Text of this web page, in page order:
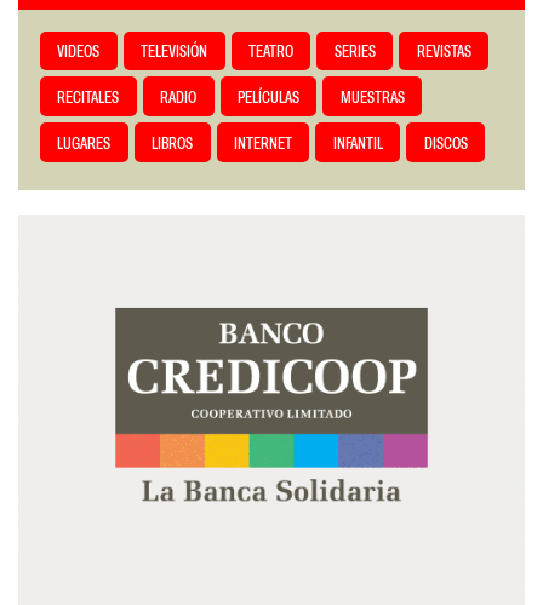
VIDEOS TELEVISIÓN TEATRO SERIES REVISTAS
RECITALES RADIO PELÍCULAS MUESTRAS
LUGARES LIBROS INTERNET INFANTIL DISCOS